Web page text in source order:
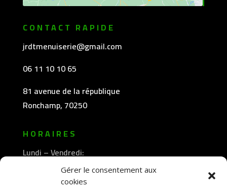
Gérer le consentement aux
cookies
CONTACT RAPIDE
jrdtmenuiserie@gmail.com
06 11 10 10 65
81 avenue de la république
Ronchamp, 70250
HORAIRES
Lundi – Vendredi:
8h30 -12h00
—————-